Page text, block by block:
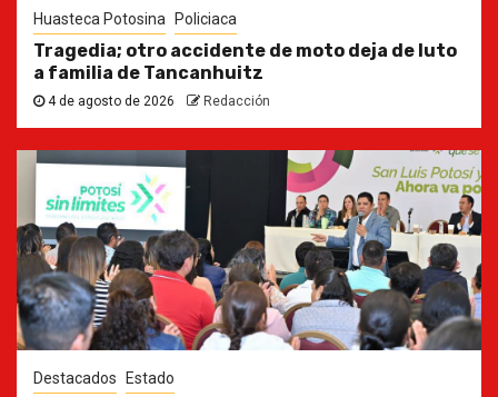
Huasteca Potosina Policiaca
Tragedia; otro accidente de moto deja de luto
a familia de Tancanhuitz
4 de agosto de 2026 Redacción
Destacados Estado